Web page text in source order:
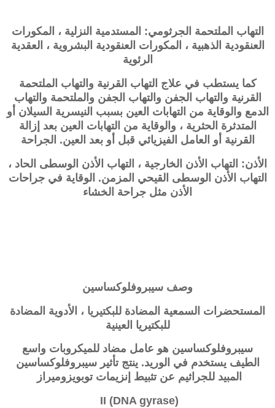
التهاب الملتحمة الجرثومي: المستدمية النزلية ، المكورات
العنقودية الذهبية ، المكورات العنقودية البشروية ، العقدية
الرئوية
كما يستطب في علاج التهاب القرنية والتهاب الملتحمة
القرنية والتهاب الجفن والتهاب الجفن والملتحمة والتهاب
الدمع والوقاية من التهابات العين بسبب النيسرية السيلان أو
المتدثرة الحثرية ، والوقاية من التهابات العين بعد إزالة
القرنية أو العامل الفيزيائي قبل أو بعد العين. الجراحة
الأذن: التهاب الأذن الخارجية ، التهاب الأذن الوسطى الحاد ،
التهاب الأذن الوسطى القيحي المزمن. الوقاية في جراحات
الأذن مثل جراحة الخشاء
وصف سيبروفلوكساسين
المستحضرات السمعية المضادة للبكتيريا ، الأدوية المضادة
للبكتيريا العينية
سيبروفلوكساسين هو عامل مضاد للميكروبات واسع
الطيف يستخدم في الوريد. ينتج تأثير سيبروفلوكساسين
المبيد للجراثيم عن تثبيط إنزيمات توبويزوميراز
II (DNA gyrase)